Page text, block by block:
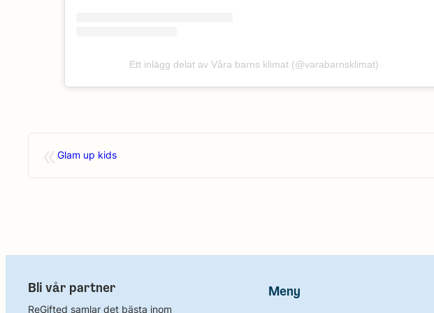
Ett inlägg delat av Våra barns klimat (@varabarnsklimat)
Glam up kids
Bli vår partner
ReGifted samlar det bästa inom
Meny